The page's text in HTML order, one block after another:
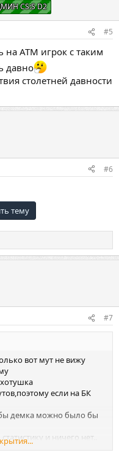
CS:S D2
#5
на АТМ игрок с таким
давно
столетней давности
#6
тему
#7
вот мут не вижу
если на БК
демка можно было бы
и ничего нет..